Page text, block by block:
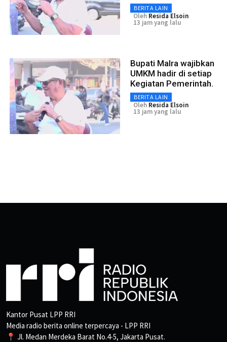
BERITA LAIN
Oleh Resida Elsoin
13 jam yang lalu
Bupati Malra wajibkan
UMKM hadir di setiap
Kegiatan Pemerintah.
BERITA LAIN
Oleh Resida Elsoin
13 jam yang lalu
Kantor Pusat LPP RRI
Media radio berita online terpercaya - LPP RRI
📍 Jl. Medan Merdeka Barat No.4-5, Jakarta Pusat.